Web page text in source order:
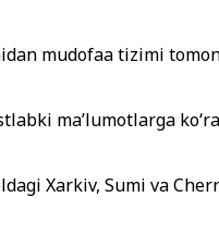
mudofaa tizimi
ma’lumotlarga
Xarkiv, Sumi va